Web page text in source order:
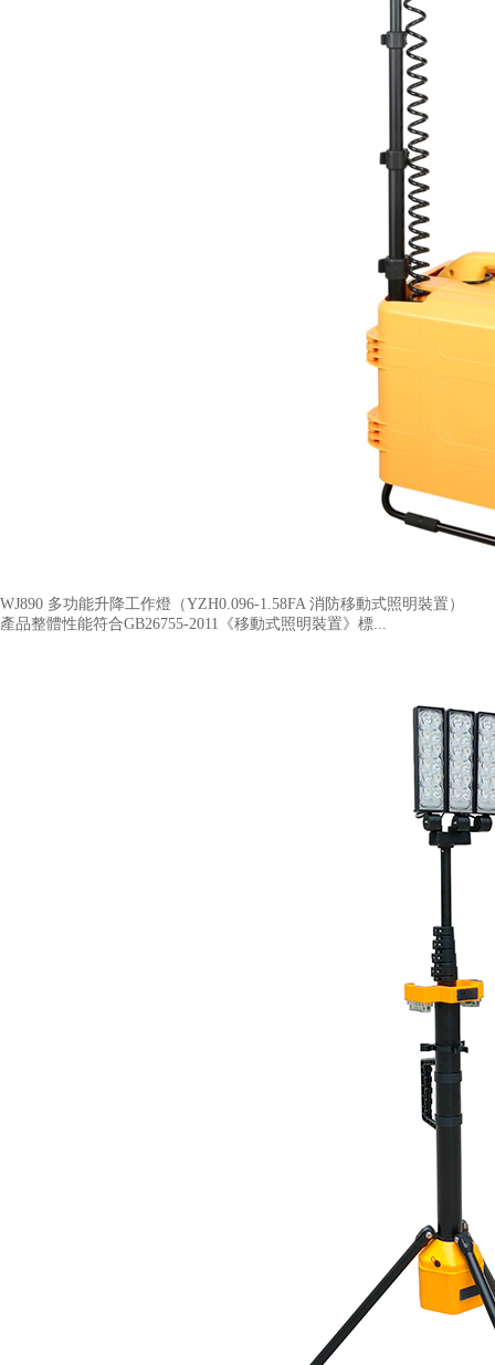
WJ890 多功能升降工作燈（YZH0.096-1.58FA 消防移動式照明裝置​）
產品整體性能符合GB26755-2011《移動式照明裝置》標...